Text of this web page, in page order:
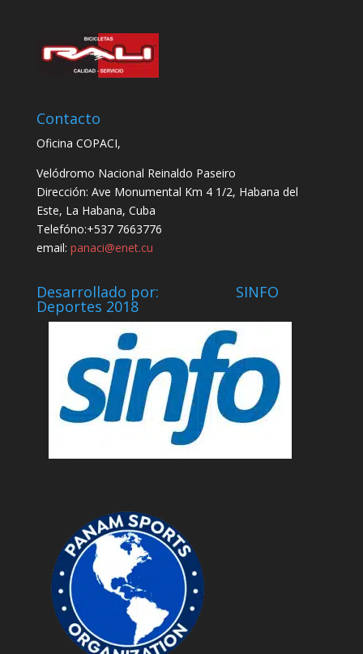
Contacto
Oficina COPACI,
Velódromo Nacional Reinaldo Paseiro
Dirección: Ave Monumental Km 4 1/2, Habana del
Este, La Habana, Cuba
Telefóno:+537 7663776
email: panaci@enet.cu
Desarrollado por: SINFO
Deportes 2018